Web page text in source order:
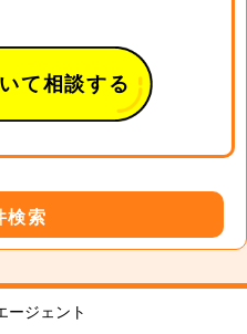
て相談する
検索
ージェント